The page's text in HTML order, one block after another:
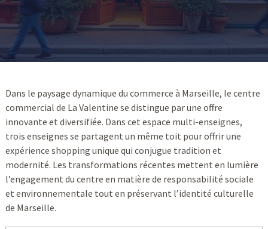
Dans le paysage dynamique du commerce à Marseille, le centre
commercial de La Valentine se distingue par une offre
innovante et diversifiée. Dans cet espace multi-enseignes,
trois enseignes se partagent un même toit pour offrir une
expérience shopping unique qui conjugue tradition et
modernité. Les transformations récentes mettent en lumière
l’engagement du centre en matière de responsabilité sociale
et environnementale tout en préservant l’identité culturelle
de Marseille.